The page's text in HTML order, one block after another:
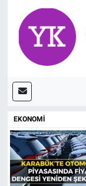
EKONOMİ
Karabük
Süper Lig
Haber